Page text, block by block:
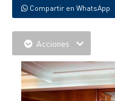
Compartir en WhatsApp
Acciones